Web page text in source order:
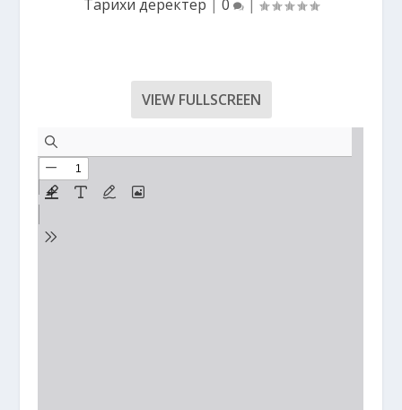
Тарихи деректер | 0 |
VIEW FULLSCREEN